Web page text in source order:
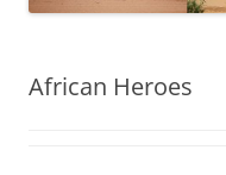
African Heroes